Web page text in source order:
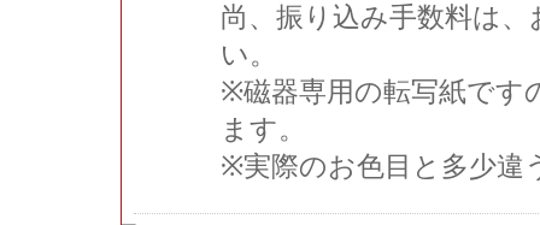
尚、振り込み手数料は
い。
※磁器専用の転写紙です
ます。
※実際のお色目と多少違